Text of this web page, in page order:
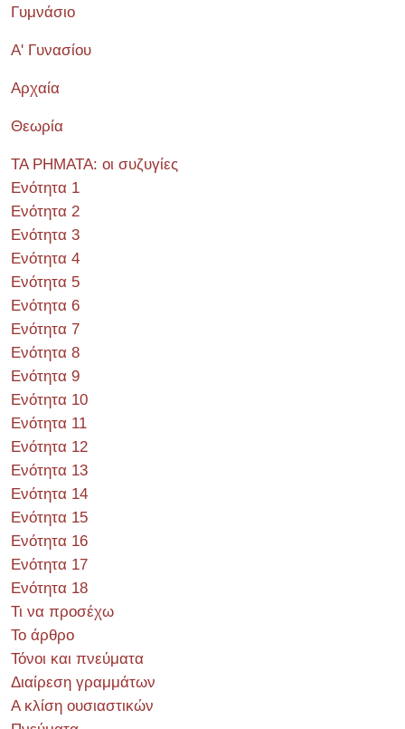
Γυμνάσιο
Α' Γυνασίου
Αρχαία
Θεωρία
ΤΑ ΡΗΜΑΤΑ: οι συζυγίες
Ενότητα 1
Ενότητα 2
Ενότητα 3
Ενότητα 4
Ενότητα 5
Ενότητα 6
Ενότητα 7
Ενότητα 8
Ενότητα 9
Ενότητα 10
Ενότητα 11
Ενότητα 12
Ενότητα 13
Ενότητα 14
Ενότητα 15
Ενότητα 16
Ενότητα 17
Ενότητα 18
Τι να προσέχω
Το άρθρο
Τόνοι και πνεύματα
Διαίρεση γραμμάτων
Α κλίση ουσιαστικών